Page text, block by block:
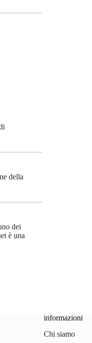
della
dei
è una
informazioni
Chi siamo